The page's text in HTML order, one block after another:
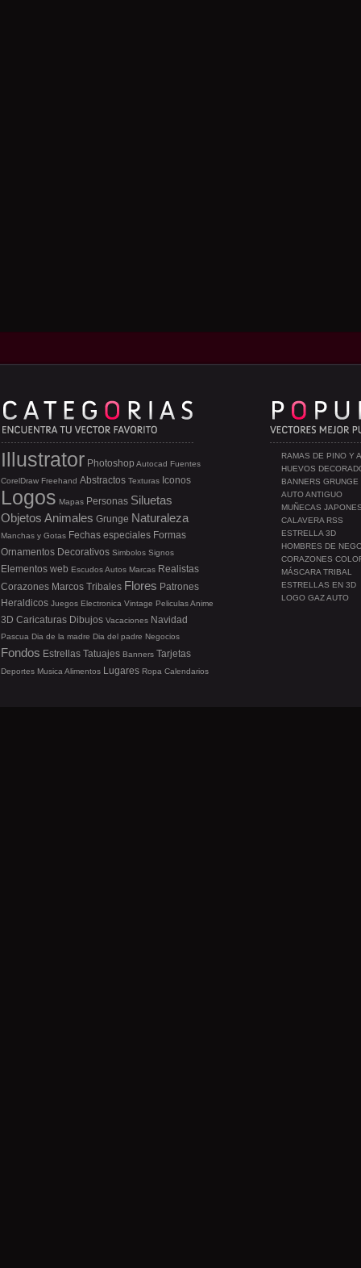
RAMAS DE PINO Y
HUEVOS
BANNERS GRUNGE
AUTO ANTIGUO
MUÑECAS
CALAVERA RSS
ESTRELLA 3D
HOMBRES DE
CORAZONES
MÁSCARA TRIBAL
ESTRELLAS EN 3D
LOGO GAZ AUTO
Illustrator Photoshop Autocad Fuentes
CorelDraw Freehand Abstractos Texturas Iconos
Logos Mapas Personas Siluetas
Objetos Animales Grunge Naturaleza
Manchas y Gotas Fechas especiales Formas
Ornamentos Decorativos Simbolos Signos
Elementos web EscudosAutos Marcas Realistas
Corazones Marcos Tribales Flores Patrones
Heraldicos Juegos Electronica Vintage PeliculasAnime
3D Caricaturas Dibujos Vacaciones Navidad
Pascua Dia de la madre Dia del padre Negocios
Fondos Estrellas Tatuajes Banners Tarjetas
Deportes Musica Alimentos Lugares Ropa Calendarios